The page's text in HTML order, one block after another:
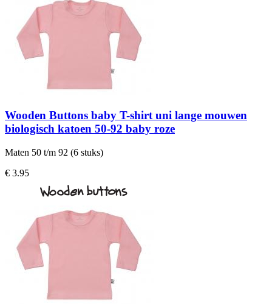
Wooden Buttons baby T-shirt uni lange mouwen
biologisch katoen 50-92 baby roze
Maten 50 t/m 92 (6 stuks)
€ 3.95